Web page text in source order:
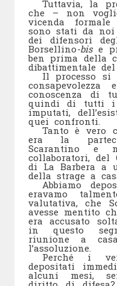
Tuttavia, la
che – non
vicenda
sono stati da noi
dei difensori
Borsellino-bise
ben prima della
dibattimentale del
Il processo si
conoscenza di
quindi di tutti
imputati,
quei confronti.
Tanto è vero
era la
Scarantino e
collaboratori, del
di La Barbera a
della strage a
Abbiamo
eravamo
valutativa, che
avesse mentito
era accusato
in questo
riunione a
l’assoluzione.
Perché i
depositati
alcuni mesi,